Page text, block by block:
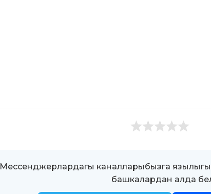
Мессенджерлардагы каналларыбызга
башкалардан алда